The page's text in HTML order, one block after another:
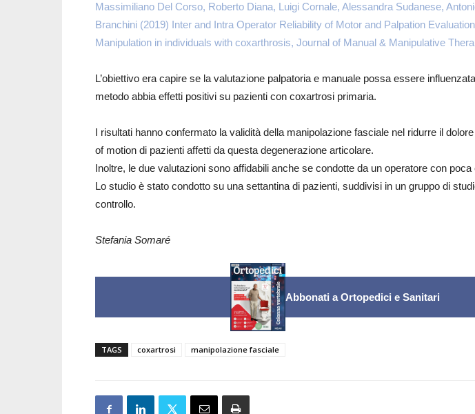
Massimiliano Del Corso, Roberto Diana, Luigi Cornale, Alessandra Sudanese,
Branchini (2019) Inter and Intra Operator Reliability of Motor and Palpation
Manipulation in individuals with coxarthrosis, Journal of Manual & Manipulative
L’obiettivo era capire se la valutazione palpatoria e manuale possa essere
metodo abbia effetti positivi su pazienti con coxartrosi primaria.
I risultati hanno confermato la validità della manipolazione fasciale nel ridurre il
of motion di pazienti affetti da questa degenerazione articolare.
Inoltre, le due valutazioni sono affidabili anche se condotte da un operatore con poca
Lo studio è stato condotto su una settantina di pazienti, suddivisi in un gruppo di
controllo.
Stefania Somaré
Abbonati a Ortopedici e Sanitari
TAGS coxartrosi manipolazione fasciale